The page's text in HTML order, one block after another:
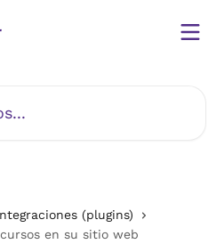
(plugins)
en su sitio web